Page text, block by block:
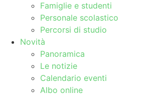
Famiglie e studenti
Personale scolastico
Percorsi di studio
Novità
Panoramica
Le notizie
Calendario eventi
Albo online